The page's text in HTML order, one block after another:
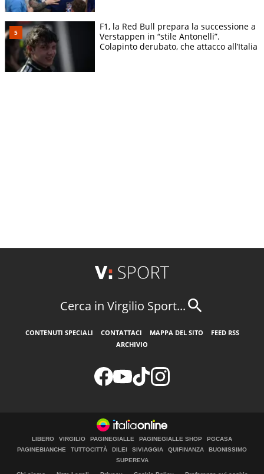
F1, la Red Bull prepara la successione a
Verstappen in “stile Antonelli”.
Colapinto derubato, che attacco all’Italia
Cerca in Virgilio Sport...
CONTENUTI SPECIALI CONTATTACI MAPPA DEL SITO
FEED RSS
ARCHIVIO
LIBERO VIRGILIO PAGINEGIALLE PAGINEGIALLE SHOP
PGCASA
PAGINEBIANCHE
TUTTOCITTÀ DILEI SIVIAGGIA QUIFINANZA
BUONISSIMO
SUPEREVA